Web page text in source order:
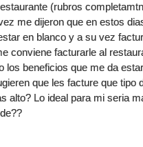
(rubros
me dijeron que en estos
en blanco y a su vez
conviene facturarle al
los beneficios que me da
que les facture que tipo
alto? Lo ideal para mi seria